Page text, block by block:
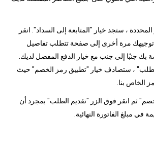
، ستجد خيار "المتابعة إلى السداد". انقر
توجيهك مرة أخرى إلى صفحة تتطلب تفاصيل
بك جنبًا إلى جنب مع خيار الدفع المفضل لديك.
، ستصادف خيار "تطبيق رمز الخصم" حيث
الخاص بنا.
ثم انقر فوق الزر "تقديم الطلب" بمجرد أن
مبلغ الفاتورة النهائية.